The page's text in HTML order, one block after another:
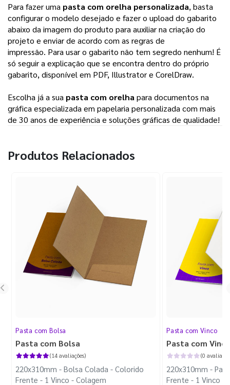
Para fazer uma pasta com orelha personalizada, basta
configurar o modelo desejado e fazer o upload do gabarito
abaixo da imagem do produto para auxiliar na criação do
projeto e enviar de acordo com as regras de
impressão. Para usar o gabarito não tem segredo nenhum! É
só seguir a explicação que se encontra dentro do próprio
gabarito, disponível em PDF, Illustrator e CorelDraw.
Escolha já a sua pasta com orelha para documentos na
gráfica especializada em papelaria personalizada com mais
de 30 anos de experiência e soluções gráficas de qualidade!
Produtos Relacionados
Pasta com Bolsa
Pasta com Bolsa
(14 avaliações)
220x310mm - Bolsa Colada - Colorido
Frente - 1 Vinco - Colagem
Pasta com Vinco
Pasta com Vinco
(0
220x310mm -
Frente - 1 Vinco